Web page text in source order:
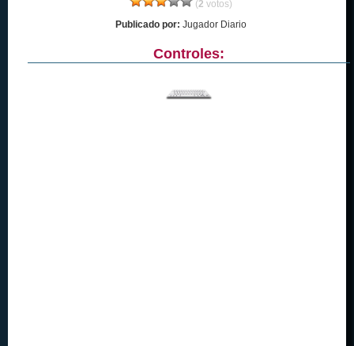
(2 votos)
Publicado por: Jugador Diario
Controles: